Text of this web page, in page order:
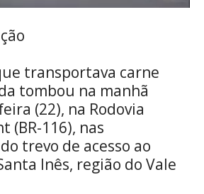
transportava carne
tombou na manhã
(22), na Rodovia
(BR-116), nas
trevo de acesso ao
Inês, região do Vale